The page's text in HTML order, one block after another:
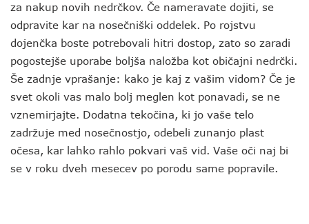
za nakup novih nedrčkov. Če nameravate dojiti, se
odpravite kar na nosečniški oddelek. Po rojstvu
dojenčka boste potrebovali hitri dostop, zato so zaradi
pogostejše uporabe boljša naložba kot običajni nedrčki.
Še zadnje vprašanje: kako je kaj z vašim vidom? Če je
svet okoli vas malo bolj meglen kot ponavadi, se ne
vznemirjajte. Dodatna tekočina, ki jo vaše telo
zadržuje med nosečnostjo, odebeli zunanjo plast
očesa, kar lahko rahlo pokvari vaš vid. Vaše oči naj bi
se v roku dveh mesecev po porodu same popravile.